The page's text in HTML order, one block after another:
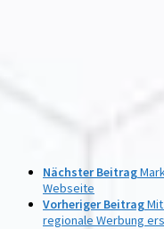
Nächster Beitrag
Webseite
Vorheriger Beitrag
regionale Werbung